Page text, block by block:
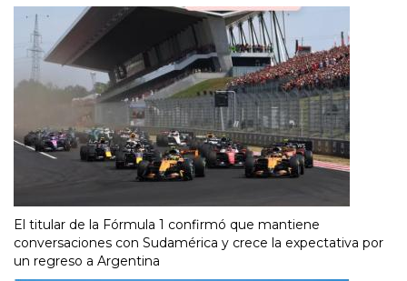
El titular de la Fórmula 1 confirmó que mantiene
conversaciones con Sudamérica y crece la expectativa por
un regreso a Argentina